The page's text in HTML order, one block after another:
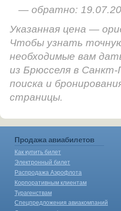
— обратно:
Указанная цена —
Чтобы узнать
необходимые вам
из Брюсселя в
поиска и
страницы.
Продажа авиабилетов
Как купить билет
Электронный билет
Распродажа Аэрофлота
Корпоративным клиентам
Турагенствам
Спецпредложения авиакомпаний